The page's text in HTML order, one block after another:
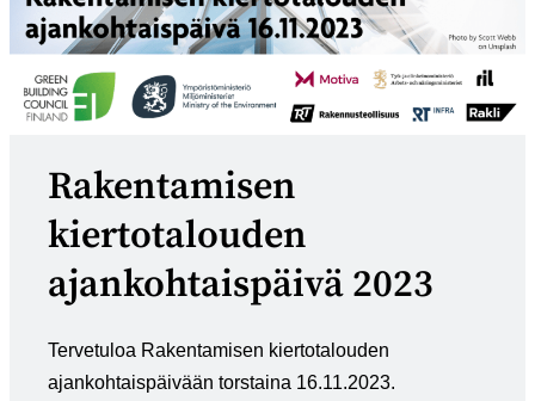
Rakentamisen
kiertotalouden
ajankohtaispäivä 2023
Tervetuloa Rakentamisen kiertotalouden
ajankohtaispäivään torstaina 16.11.2023.